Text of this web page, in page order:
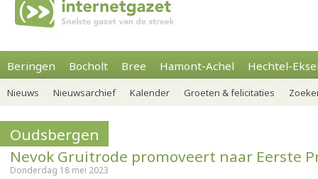
Beringen Bocholt Bree Hamont-Achel Hechtel-
Nieuws Nieuwsarchief Kalender Groeten & felicitaties
Oudsbergen
Nevok Gruitrode promoveert naar Eerste
Donderdag 18 mei 2023